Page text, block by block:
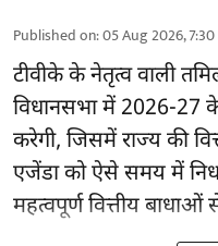
Published on:05 Aug 2026,
टीवीके के नेतृत्व वाली
विधानसभा में 2026-27
करेगी, जिसमें राज्य की
एजेंडा को ऐसे समय में
महत्वपूर्ण वित्तीय